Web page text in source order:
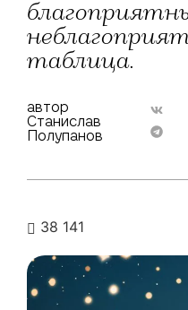
таблица.
автор
Станислав
Полупанов
38 141